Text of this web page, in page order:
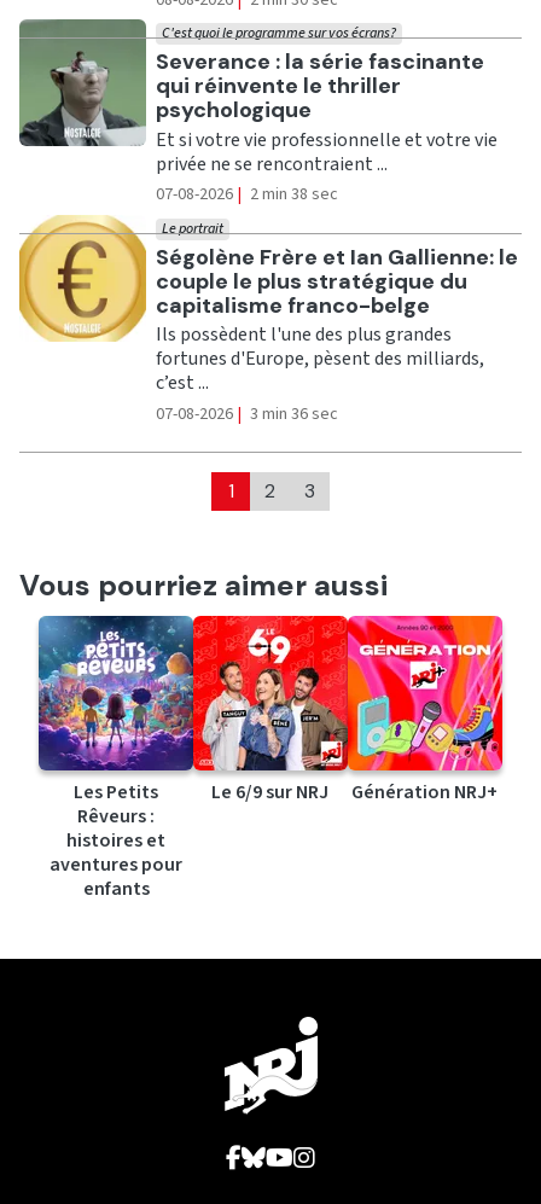
Ecouter
Severance : la série fascinante
qui réinvente le thriller
psychologique
C'est quoi le programme sur vos écrans?
Et si votre vie professionnelle et votre vie
privée ne se rencontraient ...
07-08-2026 | 2 min 38 sec
Ecouter
Ségolène Frère et Ian Gallienne: le
couple le plus stratégique du
capitalisme franco-belge
Le portrait
Ils possèdent l'une des plus grandes
fortunes d'Europe, pèsent des milliards,
c’est ...
07-08-2026 | 3 min 36 sec
1 2 3
Vous pourriez aimer aussi
Les Petits
Rêveurs :
histoires et
aventures pour
enfants
Le 6/9 sur NRJ Génération NRJ+